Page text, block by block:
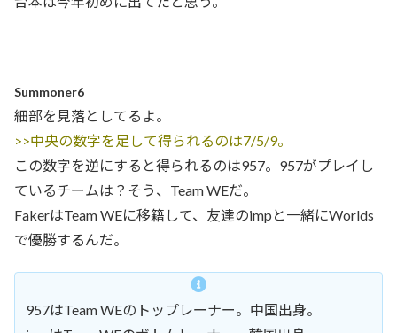
Summoner6
細部を見落としてるよ。
>>中央の数字を足して得られるのは7/5/9。
この数字を逆にすると得られるのは957。957がプレイし
ているチームは？そう、Team WEだ。
FakerはTeam WEに移籍して、友達のimpと一緒にWorlds
で優勝するんだ。
957はTeam WEのトップレーナー。中国出身。